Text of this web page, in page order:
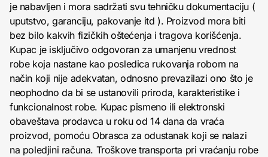
je nabavljen i mora sadržati svu tehničku dokumentaciju (
uputstvo, garanciju, pakovanje itd ). Proizvod mora biti
bez bilo kakvih fizičkih oštećenja i tragova korišćenja.
Kupac je isključivo odgovoran za umanjenu vrednost
robe koja nastane kao posledica rukovanja robom na
način koji nije adekvatan, odnosno prevazilazi ono što je
neophodno da bi se ustanovili priroda, karakteristike i
funkcionalnost robe. Kupac pismeno ili elektronski
obaveštava prodavca u roku od 14 dana da vraća
proizvod, pomoću Obrasca za odustanak koji se nalazi
na poledjini računa. Troškove transporta pri vraćanju robe